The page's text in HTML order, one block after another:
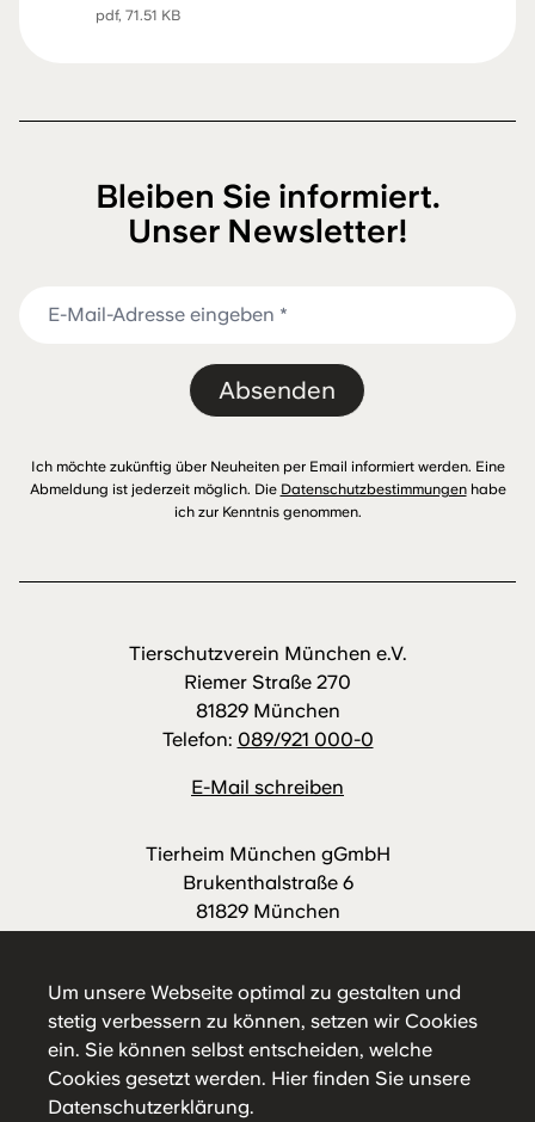
Um unsere Webseite optimal zu gestalten und
stetig verbessern zu können, setzen wir Cookies
ein. Sie können selbst entscheiden, welche
Cookies gesetzt werden. Hier finden Sie unsere
Datenschutzerklärung.
pdf, 71.51 KB
Tierschutzverein München e.V.
Riemer Straße 270
81829 München
Telefon: 089/921 000-0
E-Mail schreiben
Tierheim München gGmbH
Brukenthalstraße 6
81829 München
E-Mail schreiben
Bleiben Sie informiert.
Unser Newsletter!
Absenden
Ich möchte zukünftig über Neuheiten per Email informiert werden. Eine
Abmeldung ist jederzeit möglich. Die Datenschutzbestimmungenhabe
ich zur Kenntnis genommen.